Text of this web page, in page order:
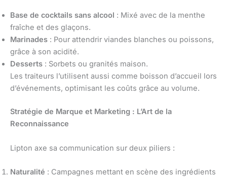
Base de cocktails sans alcool : Mixé avec de la menthe
fraîche et des glaçons.
Marinades : Pour attendrir viandes blanches ou poissons,
grâce à son acidité.
Desserts : Sorbets ou granités maison.
Les traiteurs l’utilisent aussi comme boisson d’accueil lors
d’événements, optimisant les coûts grâce au volume.
Stratégie de Marque et Marketing : L’Art de la
Reconnaissance
Lipton axe sa communication sur deux piliers :
Naturalité : Campagnes mettant en scène des ingrédients